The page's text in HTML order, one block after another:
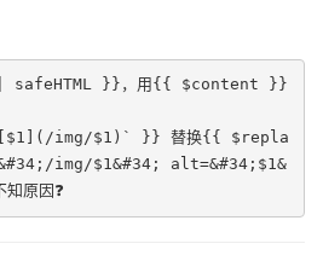
safeHTML }}，用{{ $content }}
img/$1)` }} 替换{{ $repla
img/$1&#34; alt=&#34;$1&
原因❓